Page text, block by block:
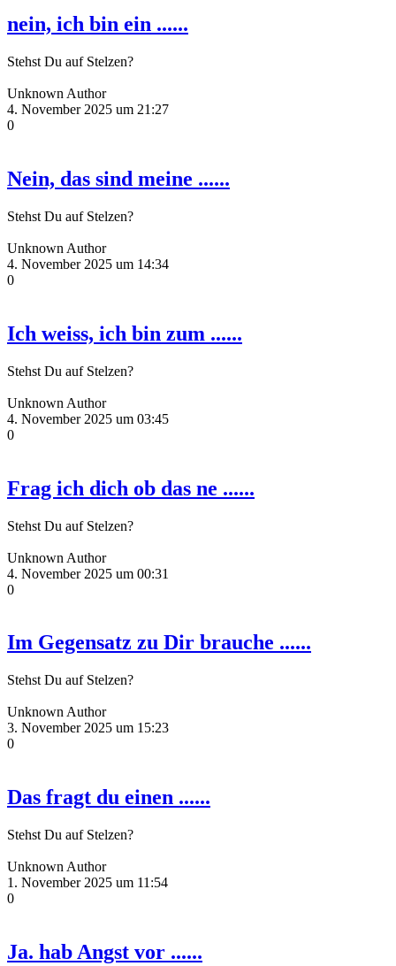
nein, ich bin ein ......
Stehst Du auf Stelzen?
Unknown Author
4. November 2025 um 21:27
0
Nein, das sind meine ......
Stehst Du auf Stelzen?
Unknown Author
4. November 2025 um 14:34
0
Ich weiss, ich bin zum ......
Stehst Du auf Stelzen?
Unknown Author
4. November 2025 um 03:45
0
Frag ich dich ob das ne ......
Stehst Du auf Stelzen?
Unknown Author
4. November 2025 um 00:31
0
Im Gegensatz zu Dir brauche ......
Stehst Du auf Stelzen?
Unknown Author
3. November 2025 um 15:23
0
Das fragt du einen ......
Stehst Du auf Stelzen?
Unknown Author
1. November 2025 um 11:54
0
Ja. hab Angst vor ......